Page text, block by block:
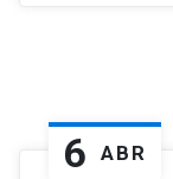
6 ABR